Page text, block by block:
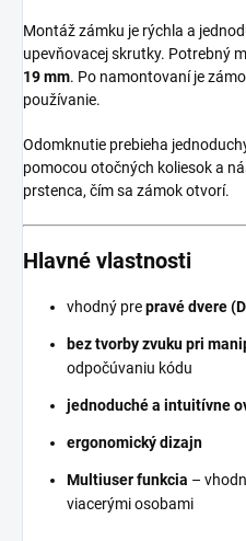
Montáž zámku je rýchla a
upevňovacej skrutky. Potrebný
19 mm. Po namontovaní je
používanie.
Odomknutie prebieha
pomocou otočných koliesok a
prstenca, čím sa zámok otvorí.
Hlavné vlastnosti
vhodný prepravé dvere
bez tvorby zvuku pri
odpočúvaniu kódu
jednoduché a intuitívne
ergonomický dizajn
Multiuser funkcia –
viacerými osobami